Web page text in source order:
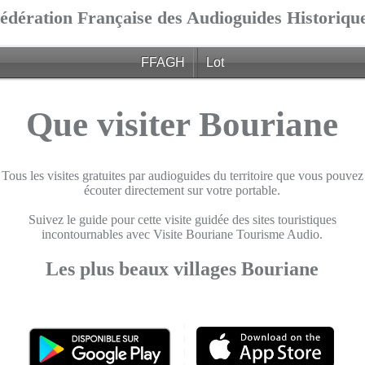
Française des Audioguides
FFAGH Lot
Que visiter Bouriane
Tous les visites gratuites par audioguides du territoire que vous pouvez
écouter directement sur votre portable.
Suivez le guide pour cette visite guidée des sites touristiques
incontournables avec Visite Bouriane Tourisme Audio.
Les plus beaux villages Bouriane